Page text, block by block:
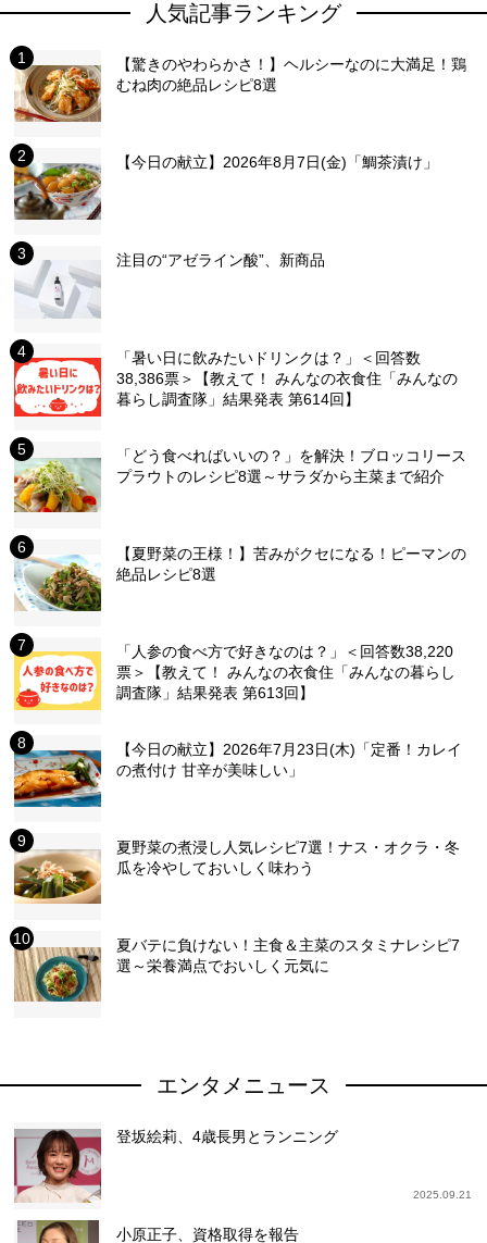
人気記事ランキング
【驚きのやわらかさ！】ヘルシーなのに大満足！鶏
むね肉の絶品レシピ8選
【今日の献立】2026年8月7日(金)「鯛茶漬け」
注目の“アゼライン酸”、新商品
「暑い日に飲みたいドリンクは？」＜回答数
38,386票＞【教えて！ みんなの衣食住「みんなの
暮らし調査隊」結果発表 第614回】
「どう食べればいいの？」を解決！ブロッコリース
プラウトのレシピ8選～サラダから主菜まで紹介
【夏野菜の王様！】苦みがクセになる！ピーマンの
絶品レシピ8選
「人参の食べ方で好きなのは？」＜回答数38,220
票＞【教えて！ みんなの衣食住「みんなの暮らし
調査隊」結果発表 第613回】
【今日の献立】2026年7月23日(木)「定番！カレイ
の煮付け 甘辛が美味しい」
夏野菜の煮浸し人気レシピ7選！ナス・オクラ・冬
瓜を冷やしておいしく味わう
夏バテに負けない！主食＆主菜のスタミナレシピ7
選～栄養満点でおいしく元気に
エンタメニュース
登坂絵莉、4歳長男とランニング
2025.09.21
小原正子、資格取得を報告